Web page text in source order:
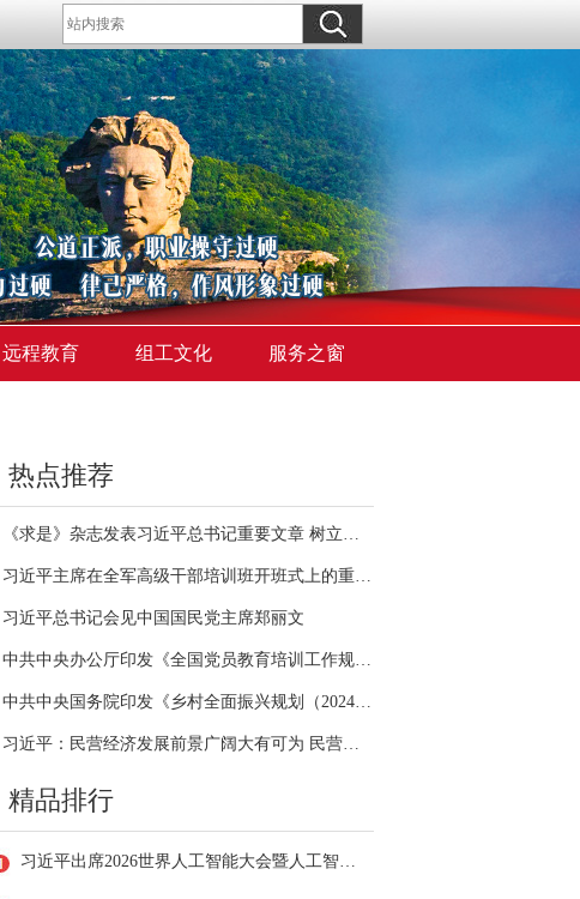
远程教育 组工文化 服务之窗
热点推荐
《求是》杂志发表习近平总书记重要文章 树立和践行正确政绩观
习近平主席在全军高级干部培训班开班式上的重要讲话引领全军开展思想整风、深化政治整训
习近平总书记会见中国国民党主席郑丽文
中共中央办公厅印发《全国党员教育培训工作规划（2024－2028年）》
中共中央国务院印发《乡村全面振兴规划（2024—2027年）》
习近平：民营经济发展前景广阔大有可为 民营企业和民营企业家大显身手正当其时
精品排行
习近平出席2026世界人工智能大会暨人工智能全球治理高级别会议开幕式并发表主旨讲话